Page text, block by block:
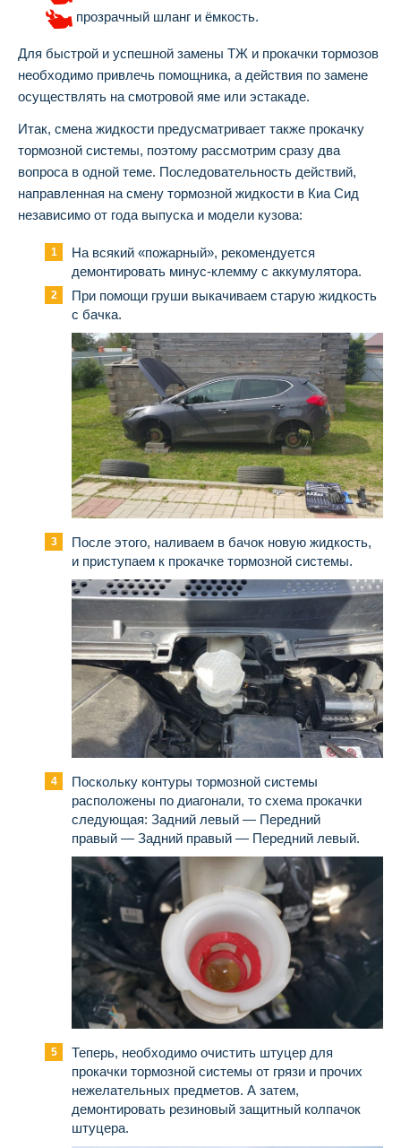
прозрачный шланг и ёмкость.
Для быстрой и успешной замены ТЖ и прокачки тормозов
необходимо привлечь помощника, а действия по замене
осуществлять на смотровой яме или эстакаде.
Итак, смена жидкости предусматривает также прокачку
тормозной системы, поэтому рассмотрим сразу два
вопроса в одной теме. Последовательность действий,
направленная на смену тормозной жидкости в Киа Сид
независимо от года выпуска и модели кузова:
На всякий «пожарный», рекомендуется
демонтировать минус-клемму с аккумулятора.
При помощи груши выкачиваем старую жидкость
с бачка.
После этого, наливаем в бачок новую жидкость,
и приступаем к прокачке тормозной системы.
Поскольку контуры тормозной системы
расположены по диагонали, то схема прокачки
следующая: Задний левый — Передний
правый — Задний правый — Передний левый.
Теперь, необходимо очистить штуцер для
прокачки тормозной системы от грязи и прочих
нежелательных предметов. А затем,
демонтировать резиновый защитный колпачок
штуцера.